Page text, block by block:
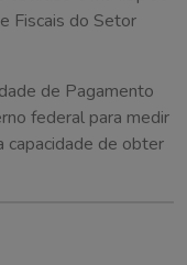
Fiscais do Setor
de Pagamento
federal para medir
capacidade de obter